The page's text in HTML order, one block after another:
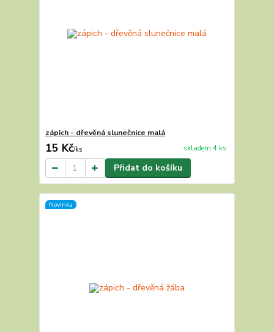
zápich - dřevěná slunečnice malá
15 Kč/ks skladem 4 ks
Přidat do košíku
Novinka